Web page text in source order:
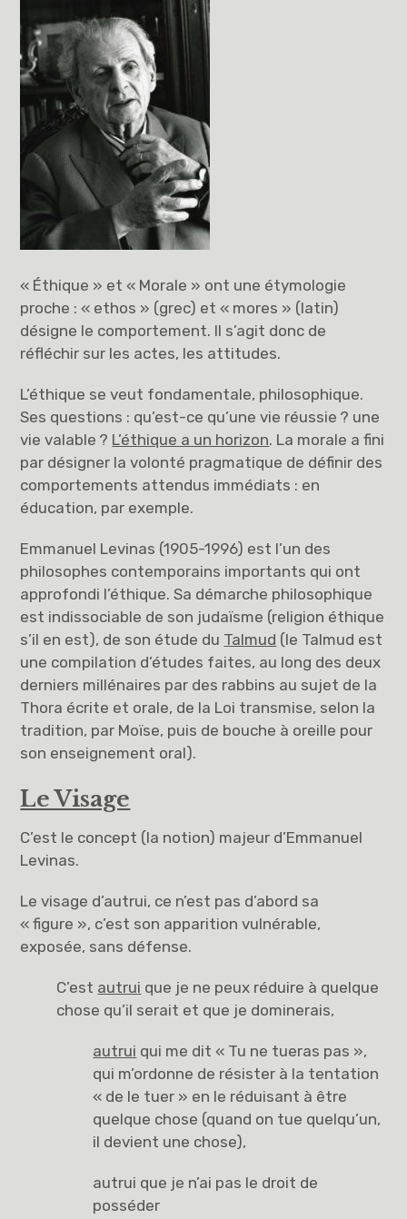
Dieu
Libre pour me décider et m’engager
Éducation à la philosophie et à la citoyenneté
« Éthique » et « Morale » ont une étymologie
proche : « ethos » (grec) et « mores » (latin)
désigne le comportement. Il s’agit donc de
réfléchir sur les actes, les attitudes.
L’éthique se veut fondamentale, philosophique.
Ses questions : qu’est-ce qu’une vie réussie ? une
vie valable ? L’éthique a un horizon. La morale a fini
par désigner la volonté pragmatique de définir des
comportements attendus immédiats : en
éducation, par exemple.
Emmanuel Levinas (1905-1996) est l’un des
philosophes contemporains importants qui ont
approfondi l’éthique. Sa démarche philosophique
est indissociable de son judaïsme (religion éthique
s’il en est), de son étude du Talmud (le Talmud est
une compilation d’études faites, au long des deux
derniers millénaires par des rabbins au sujet de la
Thora écrite et orale, de la Loi transmise, selon la
tradition, par Moïse, puis de bouche à oreille pour
son enseignement oral).
Le Visage
C’est le concept (la notion) majeur d’Emmanuel
Levinas.
Le visage d’autrui, ce n’est pas d’abord sa
« figure », c’est son apparition vulnérable,
exposée, sans défense.
C’est autrui que je ne peux réduire à quelque
chose qu’il serait et que je dominerais,
autrui qui me dit « Tu ne tueras pas »,
qui m’ordonne de résister à la tentation
« de le tuer » en le réduisant à être
quelque chose (quand on tue quelqu’un,
il devient une chose),
autrui que je n’ai pas le droit de
posséder